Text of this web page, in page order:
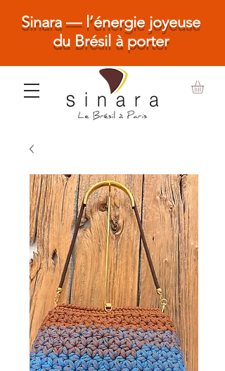
Sinara — l’énergie joyeuse
du Brésil à porter